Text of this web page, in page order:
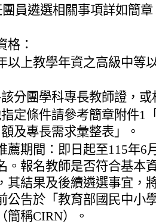
員遴選相關事項詳如簡
格：
以上教學年資之高級中等
分團學科專長教師證，
定條件請參考簡章附件1
及專長需求彙整表」。
薦期間：即日起至115年6
。報名教師是否符合基本
其結果及後續遴選事宜，
公告於「教育部國民中小
簡稱CIRN）。